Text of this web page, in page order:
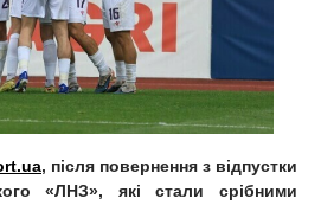
, після повернення з відпустки
«ЛНЗ», які стали срібними